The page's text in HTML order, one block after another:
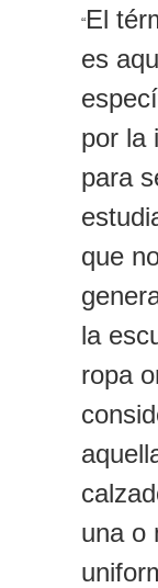
“El
es
por la
para
que
la
ropa
una o